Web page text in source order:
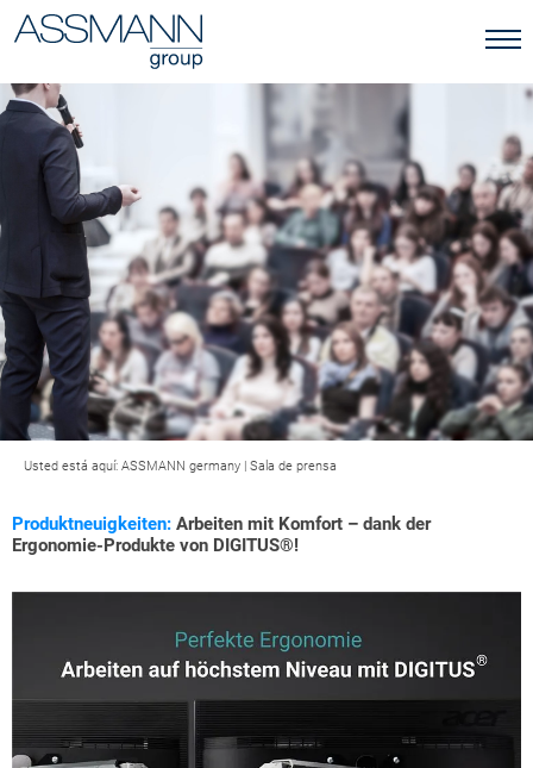
Usted está aquí: ASSMANN germany | Sala de prensa
Produktneuigkeiten: Arbeiten mit Komfort – dank der
Ergonomie-Produkte von DIGITUS®!